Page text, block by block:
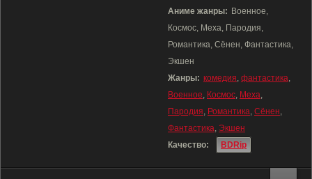
Аниме жанры: Военное,
Космос, Меха, Пародия,
Романтика, Сёнен, Фантастика,
Экшен
Жанры: комедия, фантастика,
Военное, Космос, Меха,
Пародия, Романтика, Сёнен,
Фантастика, Экшен
Качество:
BDRip